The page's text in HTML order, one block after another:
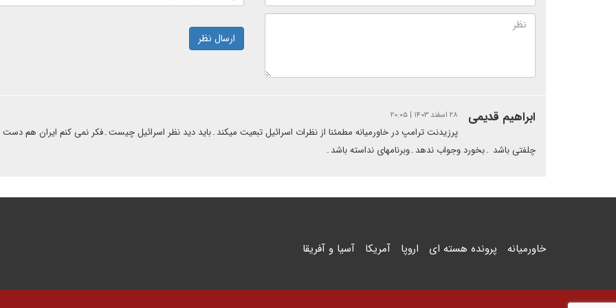
ارسال نظر
ابراهیم قدیمی ۲۸ اسفند ۱۴۰۳ | ۲۰:۰۵
پرزیدنت ترامپ در خاورمیانه مطمئنا از نظرات اسرائیل تبعیت میکند۔باید دید نظر اسرائیل چیست۔فکر نمی کنم ایران هم دست
چلفتی باشد ۔بخورد وجواب ندهد۔وبرنامهای نداسته باشد۔
خاورمیانه پرونده هسته ای اروپا آمریکا آسیا و آفریقا